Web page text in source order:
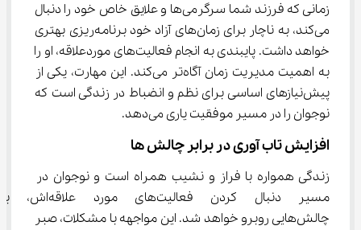
زمانی که فرزند شما سرگرمی‌ها و علایق خاص خود را دنبال
می‌کند، به ناچار برای زمان‌های آزاد خود برنامه‌ریزی بهتری
خواهد داشت. پایبندی به انجام فعالیت‌های موردعلاقه، او را
به اهمیت مدیریت زمان آگاه‌تر می‌کند. این مهارت، یکی از
پیش‌نیازهای اساسی برای نظم و انضباط در زندگی است که
نوجوان را در مسیر موفقیت یاری می‌دهد.
افزایش تاب ‌آوری در برابر چالش‌ ها
زندگی همواره با فراز و نشیب همراه است و نوجوان در
مسیر دنبال کردن فعالیت‌های مورد علاقه‌اش، با
چالش‌هایی روبرو خواهد شد. این مواجهه با مشکلات، صبر